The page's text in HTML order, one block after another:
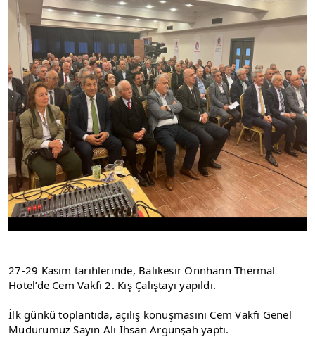
27-29 Kasım tarihlerinde, Balıkesir Onnhann Thermal
Hotel’de Cem Vakfı 2. Kış Çalıştayı yapıldı.
İlk günkü toplantıda, açılış konuşmasını Cem Vakfı Genel
Müdürümüz Sayın Ali İhsan Argunşah yaptı.